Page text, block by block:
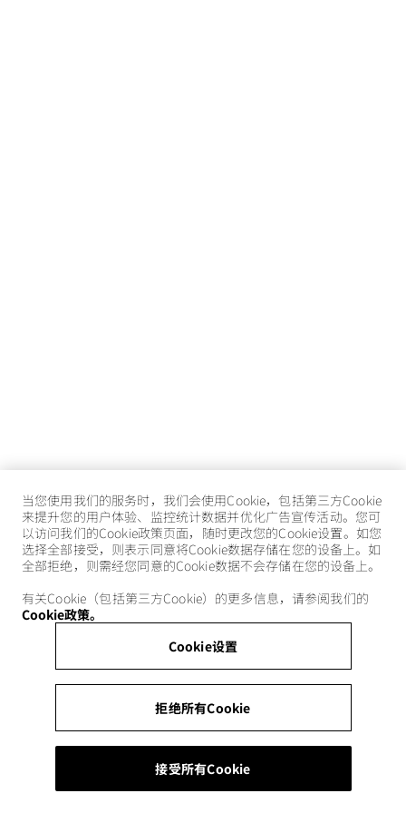
当您使用我们的服务时，我们会使用Cookie，包括第三方Cookie
来提升您的用户体验、监控统计数据并优化广告宣传活动。您可
以访问我们的Cookie政策页面，随时更改您的Cookie设置。如您
选择全部接受，则表示同意将Cookie数据存储在您的设备上。如
全部拒绝，则需经您同意的Cookie数据不会存储在您的设备上。
有关Cookie（包括第三方Cookie）的更多信息，请参阅我们的
Cookie政策。
Cookie设置
拒绝所有Cookie
接受所有Cookie